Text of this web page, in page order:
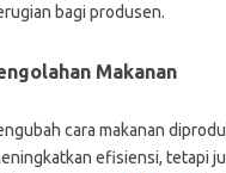
bagi produsen.
Makanan
cara makanan
efisiensi, tetapi